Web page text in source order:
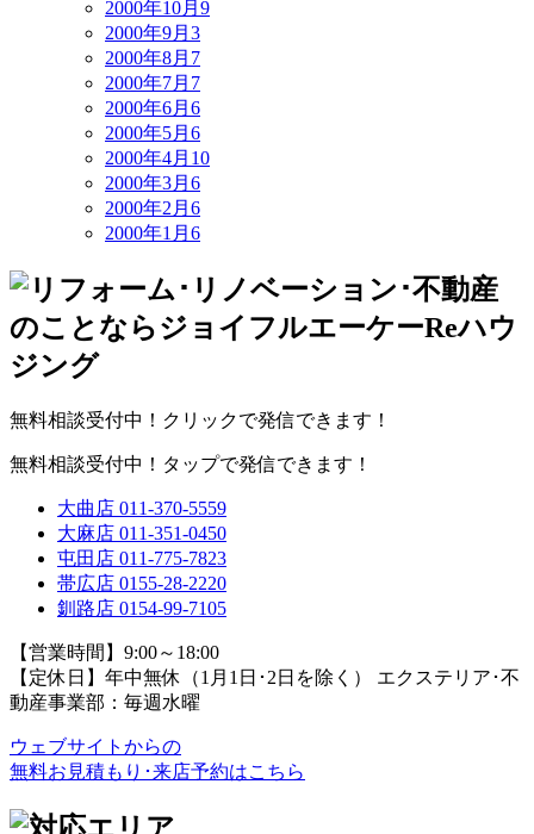
2000年10月 9
2000年9月 3
2000年8月 7
2000年7月 7
2000年6月 6
2000年5月 6
2000年4月 10
2000年3月 6
2000年2月 6
2000年1月 6
無料相談受付中！クリックで発信できます！
無料相談受付中！タップで発信できます！
大曲店 011-370-5559
大麻店 011-351-0450
屯田店 011-775-7823
帯広店 0155-28-2220
釧路店 0154-99-7105
【営業時間】9:00～18:00
【定休日】年中無休（1月1日･2日を除く） エクステリア･不
動産事業部：毎週水曜
ウェブサイトからの
無料お見積もり･来店予約はこちら